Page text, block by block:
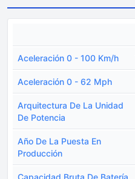
Aceleración 0 - 100 Km/h
Aceleración 0 - 62 Mph
Arquitectura De La Unidad
De Potencia
Año De La Puesta En
Producción
Capacidad Bruta De Batería